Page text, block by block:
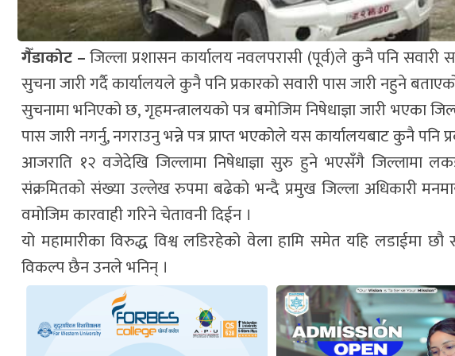
गैँडाकोट –जिल्ला प्रशासन कार्यालय नवलपरासी (पूर्व)ले कुनै पनि
सुचना जारी गर्दै कार्यालयले कुनै पनि प्रकारको सवारी पास जारी नहुने
सुचनामा भनिएको छ, गृहमन्त्रालयको पत्र बमोजिम निषेधाज्ञा जारी भएका
पास जारी नगर्नु, नगराउनु भन्ने पत्र प्राप्त भएकोले यस कार्यालयबाट कुनै पनि
आजराति १२ वजेदेखि जिल्लामा निषेधाज्ञा सुरु हुने भएसँगै जिल्लामा
संक्रमितको संख्या उल्लेख रुपमा बढेको भन्दै प्रमुख जिल्ला अधिकारी
वमोजिम कारवाही गरिने चेतावनी दिईन ।
यो महामारीका विरुद्ध विश्व लडिरहेको वेला हामि समेत यहि लडाईमा
विकल्प छैन उनले भनिन् ।